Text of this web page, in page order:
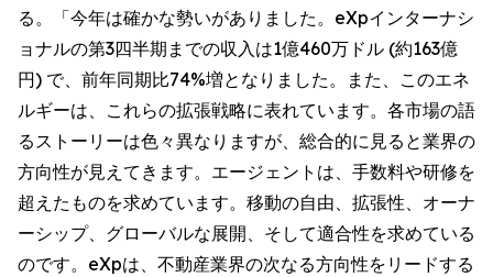
る。「今年は確かな勢いがありました。eXpインターナシ
ョナルの第3四半期までの収入は1億460万ドル (約163億
円) で、前年同期比74%増となりました。また、このエネ
ルギーは、これらの拡張戦略に表れています。各市場の語
るストーリーは色々異なりますが、総合的に見ると業界の
方向性が見えてきます。エージェントは、手数料や研修を
超えたものを求めています。移動の自由、拡張性、オーナ
ーシップ、グローバルな展開、そして適合性を求めている
のです。eXpは、不動産業界の次なる方向性をリードする